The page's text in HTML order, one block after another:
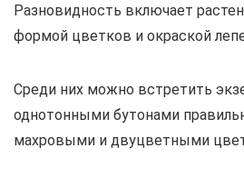
Разновидность включает
формой цветков и окраской
Среди них можно встретить
однотонными бутонами
махровыми и двуцветными